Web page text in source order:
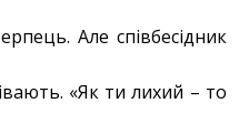
Але співбесідник
«Як ти лихий – то